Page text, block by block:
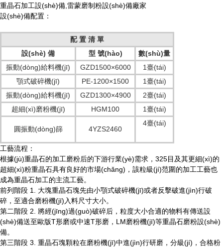
重晶石加工設(shè)備,雷蒙磨制粉設(shè)備廠家
設(shè)備配置：
配 置 清 單
設(shè) 備
型 號(hào)
數(shù)量
振動(dòng)給料機(jī)
GZD1500×6000
1臺(tái)
顎式破碎機(jī)
PE-1200×1500
1臺(tái)
振動(dòng)給料機(jī)
GZD1300×4900
2臺(tái)
超細(xì)磨粉機(jī)
HGM100 1臺(tái)
圓振動(dòng)篩 4YZS2460
4臺(tái)
工藝流程：
根據(jù)重晶石的加工磨粉后的下游行業(yè)需求，325目及其更細(xì)的
超細(xì)粉重晶石具有良好的市場(chǎng)，該粒級(jí)范圍的加工工藝也
成為重晶石加工的主流工藝。
前列階段 1. 大塊重晶石塊先由小顎式破碎機(jī)或者反擊破進(jìn)行破
碎，至適合磨粉機(jī)入料尺寸大小。
第二階段 2. 將經(jīng)過(guò)破碎后，粒度大小合適的物料有傳送設
(shè)備送至歐版T形磨或中速T形磨，LM磨粉機(jī)等重晶石磨粉設(shè)
備。
第三階段 3. 重晶石塊顆粒在磨粉機(jī)中進(jìn)行研磨，分級(jí)，合格粉